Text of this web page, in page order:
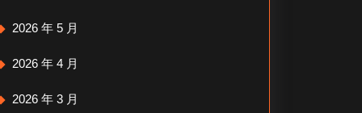
2026 年 5 月
2026 年 4 月
2026 年 3 月